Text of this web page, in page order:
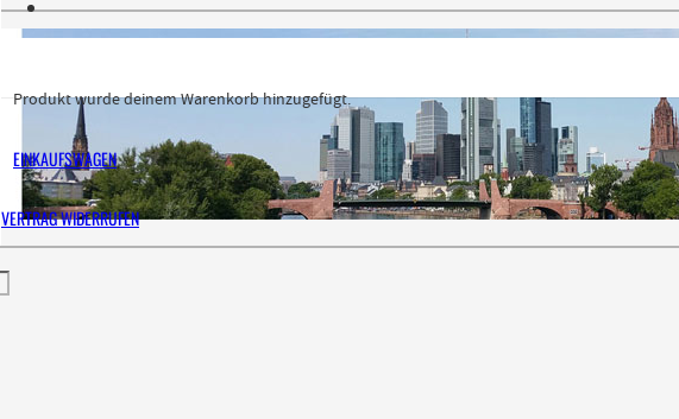
Produktwurde deinem Warenkorb hinzugefügt.
EINKAUFSWAGEN
VERTRAG WIDERRUFEN